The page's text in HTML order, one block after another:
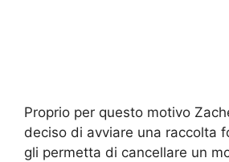
Proprio per questo motivo
deciso di avviare una raccolta
gli permetta di cancellare un